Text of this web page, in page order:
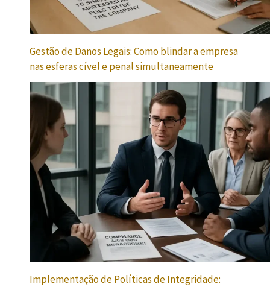
Gestão de Danos Legais: Como blindar a empresa
nas esferas cível e penal simultaneamente
Implementação de Políticas de Integridade: